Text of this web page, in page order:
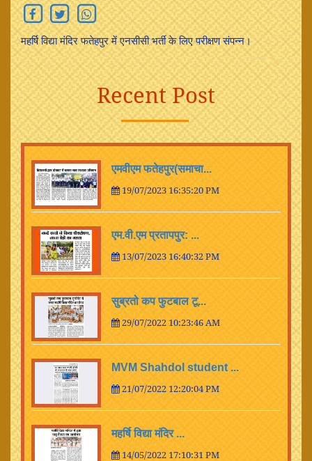
महर्षि विद्या मंदिर फतेहपुर में एनसीसी भर्ती के लिए परीक्षण संपन्न।
Recent Post
एमवीएम फतेहपुर(समाचा...
19/07/2023 16:35:20 PM
एम.वी.एम प्रतापपुर: ...
13/07/2023 16:40:32 PM
सुब्रतो कप फुटबाल टू...
29/07/2022 10:23:46 AM
MVM Shahdol student ...
21/07/2022 12:20:04 PM
महर्षि विद्या मंदिर ...
14/05/2022 17:10:31 PM